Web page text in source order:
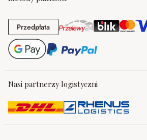
PrzedpłataPrzedpłata
Nasi partnerzy logistyczni